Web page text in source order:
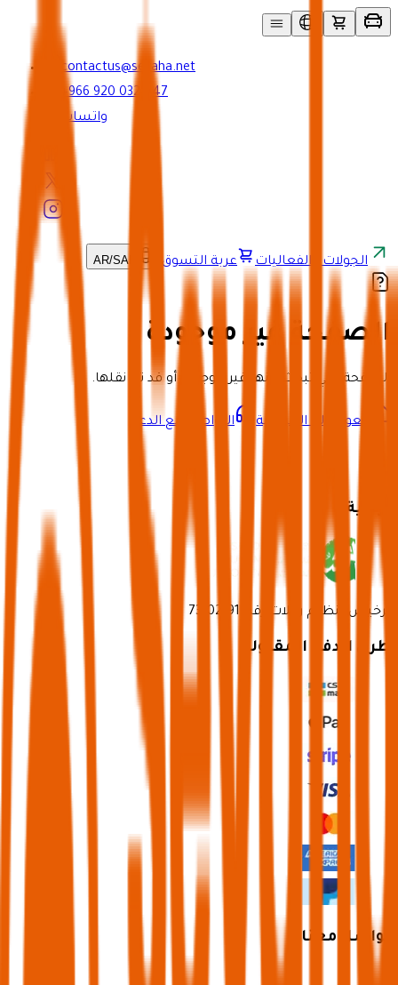
contactus@seyaha.net
+966 920 032 547
واتساب
الجولات والفعاليات عربة التسوق AR/SAR
الصفحة غير موجودة
الصفحة التي تبحث عنها غير موجودة أو قد تم نقلها.
العودة إلى الرئيسية التواصل مع الدعم
برعاية
ترخيص تنظيم رحلات رقم 73102191
طرق الدفع المقبولة
تواصل معنا